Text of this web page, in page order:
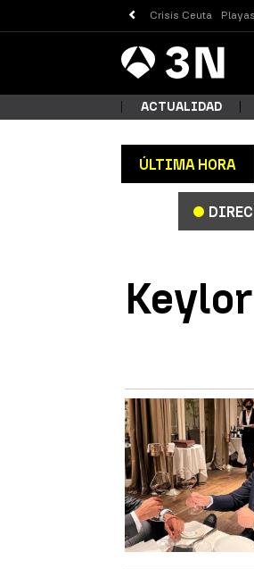
Crisis Ceuta
Antena
3 Noticias
ACTUALIDAD
ÚLTIMA HORA